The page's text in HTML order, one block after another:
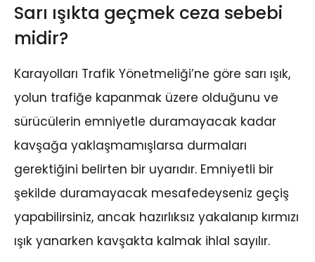
Sarı ışıkta geçmek ceza sebebi
midir?
Karayolları Trafik Yönetmeliği’ne göre sarı ışık,
yolun trafiğe kapanmak üzere olduğunu ve
sürücülerin emniyetle duramayacak kadar
kavşağa yaklaşmamışlarsa durmaları
gerektiğini belirten bir uyarıdır. Emniyetli bir
şekilde duramayacak mesafedeyseniz geçiş
yapabilirsiniz, ancak hazırlıksız yakalanıp kırmızı
ışık yanarken kavşakta kalmak ihlal sayılır.